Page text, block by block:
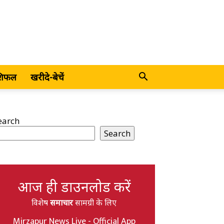
खरीदे-बेचें
Search
आज ही डाउनलोड करें
विशेषसमाचारसामग्री के लिए